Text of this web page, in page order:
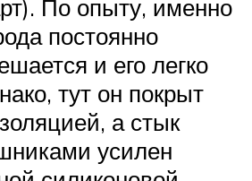
По опыту, именно
постоянно
и его легко
тут он покрыт
а стык
усилен